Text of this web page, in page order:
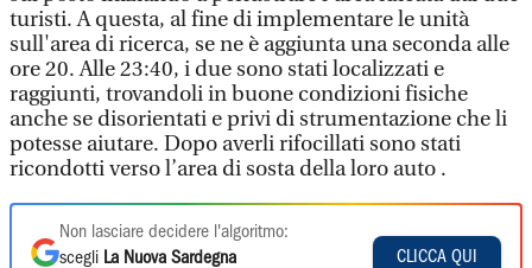
turisti. A questa, al fine di implementare le unità
sull'area di ricerca, se ne è aggiunta una seconda alle
ore 20. Alle 23:40, i due sono stati localizzati e
raggiunti, trovandoli in buone condizioni fisiche
anche se disorientati e privi di strumentazione che li
potesse aiutare. Dopo averli rifocillati sono stati
ricondotti verso l’area di sosta della loro auto .
Non lasciare decidere l'algoritmo:
scegli La Nuova Sardegna
CLICCA QUI